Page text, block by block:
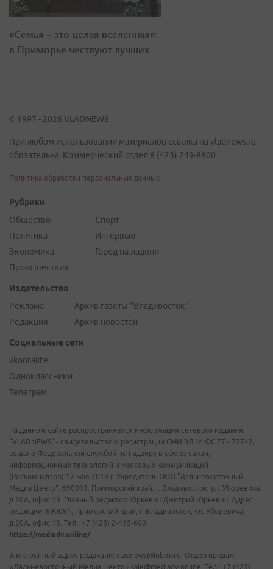
«Семья – это целая вселенная»:
в Приморье чествуют лучших
© 1997 - 2026 VLADNEWS
При любом использовании материалов ссылка на vladnews.ru
обязательна. Коммерческий отдел 8 (423) 249-8800
Политика обработки персональных данных
Рубрики
Общество
Политика
Экономика
Происшествия
Спорт
Интервью
Город на ладони
Издательство
Реклама
Редакция
Архив газеты "Владивосток"
Архив новостей
Социальные сети
vkontakte
Одноклассники
Телеграм
На данном сайте распространяется информация сетевого издания
"VLADNEWS" - свидетельство о регистрации СМИ ЭЛ № ФС 77 - 72742,
выдано Федеральной службой по надзору в сфере связи,
информационных технологий и массовых коммуникаций
(Роскомнадзор) 17 мая 2018 г. Учредитель ООО "Дальневосточный
Медиа Центр". 690091, Приморский край, г. Владивосток, ул. Уборевича,
д.20А, офис 13. Главный редактор Юркевич Дмитрий Юрьевич. Адрес
редакции: 690091, Приморский край, г. Владивосток, ул. Уборевича,
д.20А, офис 13. Тел.: +7 (423) 2-415-600.
https://mediadv.online/
Электронный адрес редакции: vladnews@inbox.ru. Отдел продаж
«Дальневосточный Медиа Центр» sale@mediadv.online. Тел.: +7 (423)